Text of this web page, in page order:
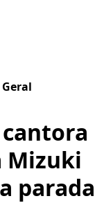
Mizuki
parada